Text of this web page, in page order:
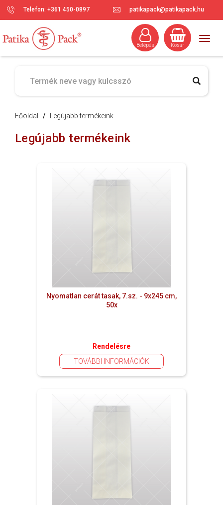
Telefon: +361 450-0897 patikapack@patikapack.hu
Kosár
Belépés
Főoldal / Legújabb termékeink
Legújabb termékeink
Nyomatlan cerát tasak, 7.sz. - 9x245 cm,
50x
Rendelésre
TOVÁBBI INFORMÁCIÓK